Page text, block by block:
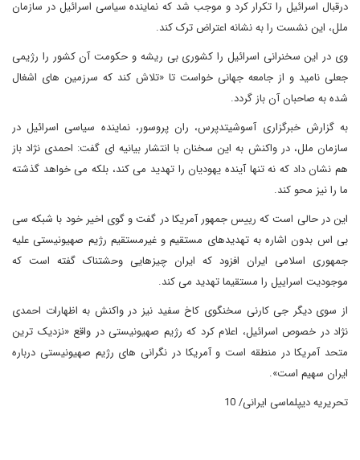
درقبال اسرائیل را تکرار کرد و موجب شد که نماینده سیاسی اسرائیل در سازمان
ملل، این نشست را به نشانه اعتراض ترک کند.
وی در این سخنرانی اسرائیل را کشوری بی ریشه و حکومت آن کشور را رژیمی
جعلی نامید و از جامعه جهانی خواست تا «تلاش کند که سرزمین های اشغال
شده به صاحبان آن باز گردد.
به گزارش خبرگزاری آسوشیتدپرس، ران پروسور، نماینده سیاسی اسرائیل در
سازمان ملل، در واکنش به این سخنان با انتشار بیانیه ای گفت: احمدی نژاد باز
هم نشان داد که نه تنها آینده یهودیان را تهدید می کند، بلکه می خواهد گذشته
ما را نیز محو کند.
این در حالی است که رییس جمهور آمریکا در گفت و گوی اخیر خود با شبکه سی
بی اس بدون اشاره به تهدیدهای مستقیم و غیرمستقیم رژیم صهیونیستی علیه
جمهوری اسلامی ایران افزود که ایران چیزهایی وحشتناک گفته است که
موجودیت اسراییل را مستقیما تهدید می کند.
از سوی دیگر جی کارنی سخنگوی کاخ سفید نیز در واکنش به اظهارات احمدی
نژاد در خصوص اسرائیل، اعلام کرد که رژیم صهیونیستی در واقع «نزدیک ترین
متحد آمریکا در منطقه است و آمریکا در نگرانی های رژیم صهیونیستی درباره
ایران سهیم است».
تحریریه دیپلماسی ایرانی/ 10